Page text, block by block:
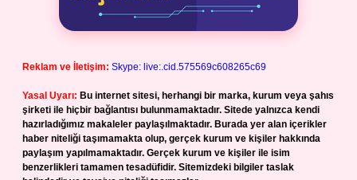
Reklam ve İletişim: Skype: live:.cid.575569c608265c69
Yasal Uyarı: Bu internet sitesi, herhangi bir marka, kurum veya şahıs
şirketi ile hiçbir bağlantısı bulunmamaktadır. Sitede yalnızca kendi
hazırladığımız makaleler paylaşılmaktadır. Burada yer alan içerikler
haber niteliği taşımamakta olup, gerçek kurum ve kişiler hakkında
paylaşım yapılmamaktadır. Gerçek kurum ve kişiler ile isim
benzerlikleri tamamen tesadüfidir. Sitemizdeki bilgiler taslak